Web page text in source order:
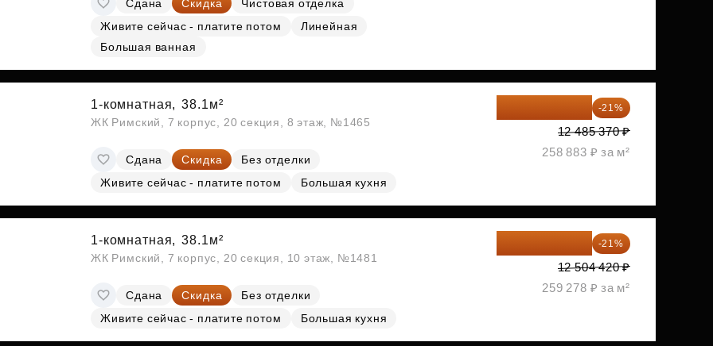
Субсидии
Сдана Скидка
Чистовая отделка
Живите сейчас - платите потом
Линейная
Большая ванная
1-комнатная, 38.1м²
ЖК Римский, 7 корпус, 20 секция, 8 этаж, №1465
Сдана Скидка
Без отделки
Живите сейчас - платите потом
Большая кухня
-21%
12 485 370 ₽
258 883 ₽ за м²
1-комнатная, 38.1м²
ЖК Римский, 7 корпус, 20 секция, 10 этаж, №1481
Сдана Скидка
Без отделки
Живите сейчас - платите потом
Большая кухня
-21%
12 504 420 ₽
259 278 ₽ за м²